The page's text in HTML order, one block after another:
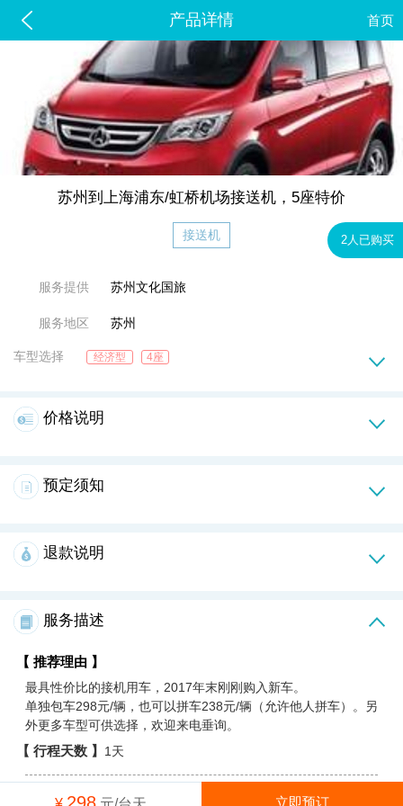
产品详情 首页
苏州到上海浦东/虹桥机场接送机，5座特价
接送机 2人已购买
服务提供 苏州文化国旅
服务地区 苏州
车型选择 经济型 4座
价格说明
预定须知
退款说明
服务描述
【 推荐理由 】
最具性价比的接机用车，2017年末刚刚购入新车。
单独包车298元/辆，也可以拼车238元/辆（允许他人拼车）。另
外更多车型可供选择，欢迎来电垂询。
【 行程天数 】 1天
【 行程说明 】 立即预订